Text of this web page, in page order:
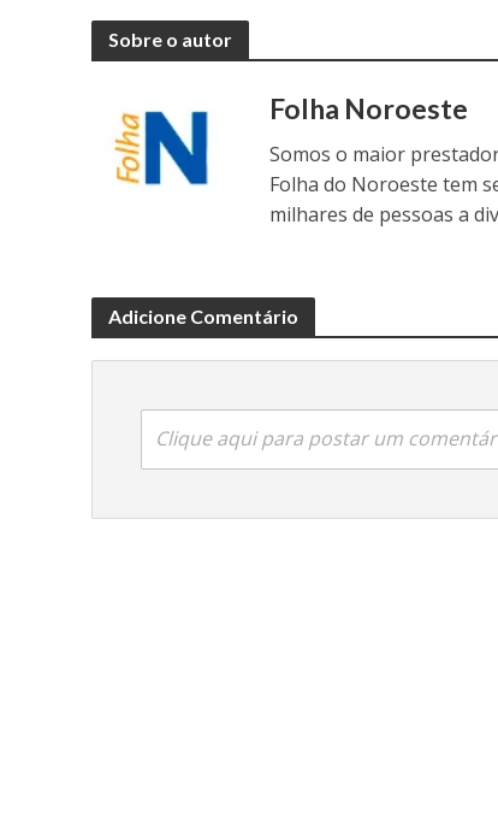
Sobre o autor
Folha Noroeste
Somos o maior
Folha do Noroeste tem
milhares de pessoas a
Adicione Comentário
Clique aqui para postar um